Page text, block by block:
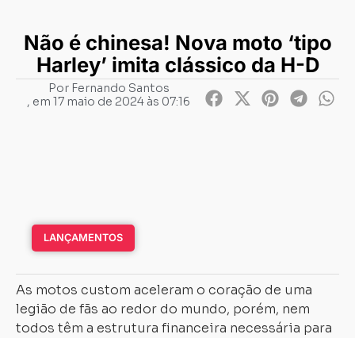
Não é chinesa! Nova moto ‘tipo
Harley’ imita clássico da H-D
PorFernando Santos
, em 17 maio de 2024 às 07:16
LANÇAMENTOS
As motos custom aceleram o coração de uma
legião de fãs ao redor do mundo, porém, nem
todos têm a estrutura financeira necessária para